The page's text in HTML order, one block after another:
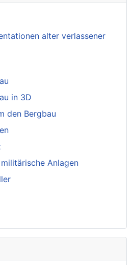
alter verlassener
in 3D
den Bergbau
Anlagen